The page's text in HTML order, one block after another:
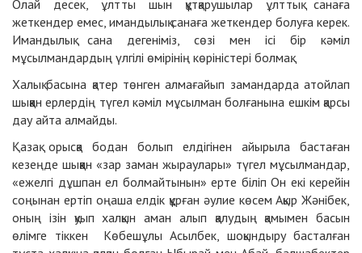
Олай десек, ұлтты шын құтқарушылар ұлттық санаға
жеткендер емес, имандылық санаға жеткендер болуға керек.
Имандылық сана дегеніміз, сөзі мен ісі бір кәміл
мұсылмандардың үлгілі өмірінің көріністері болмақ.
Халық басына қатер төнген алмағайып замандарда атойлап
шыққан ерлердің түгел кәміл мұсылман болғанына ешкім қарсы
дау айта алмайды.
Қазақ орысқа бодан болып елдігінен айырыла бастаған
кезеңде шыққан «зар заман жыраулары» түгел мұсылмандар,
«ежелгі дұшпан ел болмайтынын» ерте біліп Он екі керейін
соңынан ертіп оңаша елдік құрған әулие көсем Ақыр Жәнібек,
оның ізін қуып халқын аман алып қалудың қамымен басын
өлімге тіккен Көбешұлы Асылбек, шоқындыру басталған